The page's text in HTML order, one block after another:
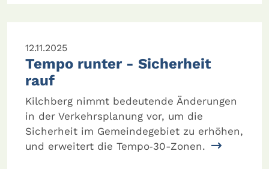
12.11.2025
Tempo runter - Sicherheit
rauf
Kilchberg nimmt bedeutende Änderungen
in der Verkehrsplanung vor, um die
Sicherheit im Gemeindegebiet zu erhöhen,
und erweitert die Tempo‑30-Zonen.